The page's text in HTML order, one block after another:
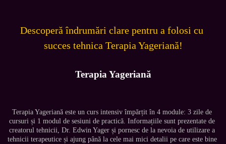
Descoperă îndrumări clare pentru a folosi cu
succes tehnica Terapia Yageriană!
Terapia Yageriană
Terapia Yageriană este un curs intensiv împărțit în 4 module: 3 zile de
cursuri și 1 modul de sesiuni de practică. Informațiile sunt prezentate de
creatorul tehnicii, Dr. Edwin Yager și pornesc de la nevoia de utilizare a
tehnicii terapeutice și ajung până la cele mai mici detalii pe care este bine